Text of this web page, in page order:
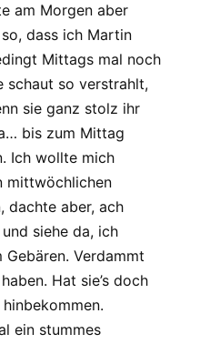
am Morgen aber
dass ich Martin
Mittags mal noch
schaut so verstrahlt,
sie ganz stolz ihr
bis zum Mittag
Ich wollte mich
mittwöchlichen
dachte aber, ach
siehe da, ich
Verdammt
Hat sie’s doch
ein stummes